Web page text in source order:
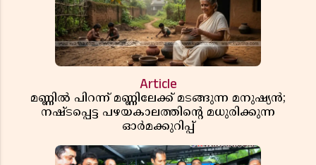
Article
മണ്ണിൽ പിറന്ന് മണ്ണിലേക്ക് മടങ്ങുന്ന മനുഷ്യൻ;
നഷ്ടപ്പെട്ട പഴയകാലത്തിൻ്റെ മധുരിക്കുന്ന
ഓർമക്കുറിപ്പ്